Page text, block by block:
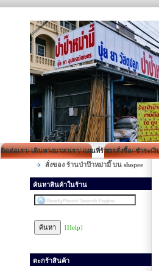
ติดต่อเรา/ เดินทางมาหาเรา/ แผนที่ร้านการสั่งซื้อ/ ชำระเงิ
สั่งของ ร้านป่าป๊าหม่ามี๊ บน shopee
ค้นหาสินค้าในร้าน
[Help]
ตะกร้าสินค้า